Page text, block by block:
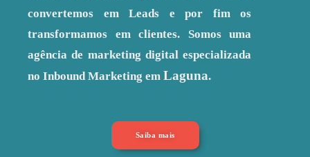
convertemos em Leads e por fim os
transformamos em clientes. Somos uma
agência de marketing digital especializada
no Inbound Marketing em Laguna.
Saiba mais